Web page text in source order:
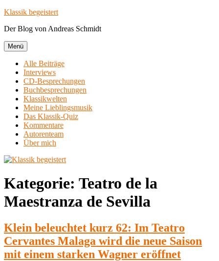
Zum
springen
Klassik begeistert
Der Blog von Andreas Schmidt
Menü
Alle Beiträge
Interviews
CD-Besprechungen
Buchbesprechungen
Klassikwelten
Meine Lieblingsmusik
Das Klassik-Quiz
Kommentare
Autorenteam
Über mich
Kategorie: Teatro de la
Maestranza de Sevilla
Klein beleuchtet kurz 62: Im Teatro
Cervantes Malaga wird die neue Saison
mit einem starken Wagner eröffnet